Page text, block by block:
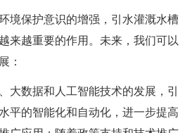
境保护意识的增强，引水灌溉水槽
来越重要的作用。未来，我们可以
：
大数据和人工智能技术的发展，引
平的智能化和自动化，进一步提高